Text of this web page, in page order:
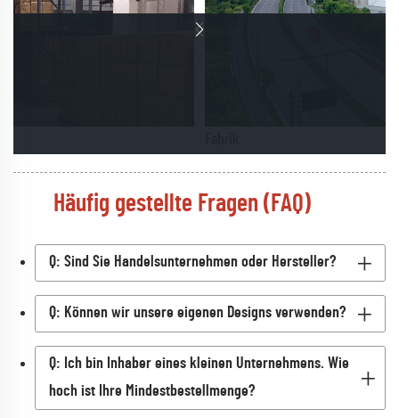
Häufig gestellte Fragen (FAQ)
Q: Sind Sie Handelsunternehmen oder Hersteller?
Q: Können wir unsere eigenen Designs verwenden?
Q: Ich bin Inhaber eines kleinen Unternehmens. Wie
hoch ist Ihre Mindestbestellmenge?